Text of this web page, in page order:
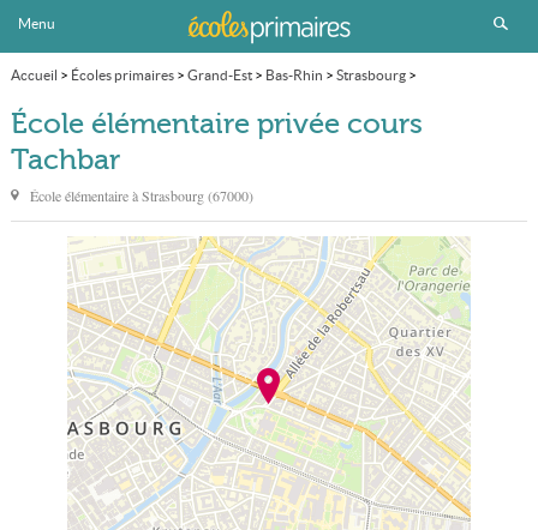
Menu
Accueil > Écoles primaires> Grand-Est> Bas-Rhin > Strasbourg>
École élémentaire privée cours Tachbar
École élémentaire privée cours
Tachbar
École élémentaire àStrasbourg(67000)